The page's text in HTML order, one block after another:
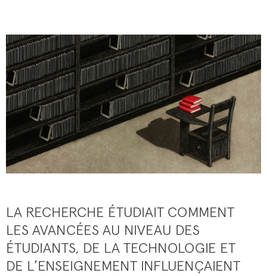
LA RECHERCHE ÉTUDIAIT COMMENT
LES AVANCÉES AU NIVEAU DES
ÉTUDIANTS, DE LA TECHNOLOGIE ET
DE L’ENSEIGNEMENT INFLUENÇAIENT